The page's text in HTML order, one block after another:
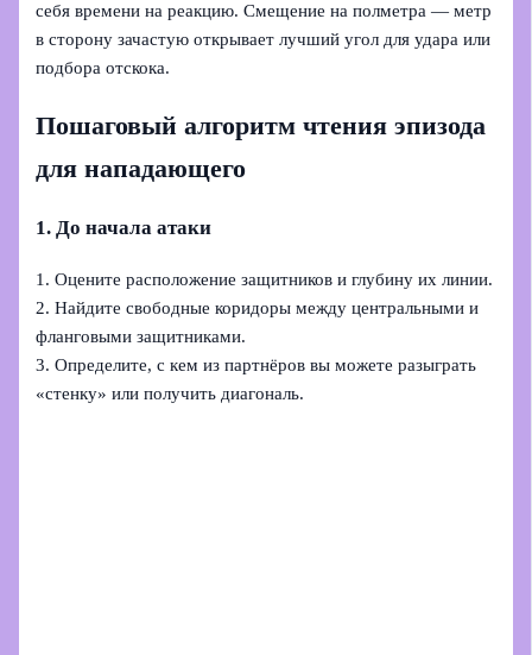
себя времени на реакцию. Смещение на полметра — метр
в сторону зачастую открывает лучший угол для удара или
подбора отскока.
Пошаговый алгоритм чтения эпизода
для нападающего
1. До начала атаки
1. Оцените расположение защитников и глубину их линии.
2. Найдите свободные коридоры между центральными и
фланговыми защитниками.
3. Определите, с кем из партнёров вы можете разыграть
«стенку» или получить диагональ.